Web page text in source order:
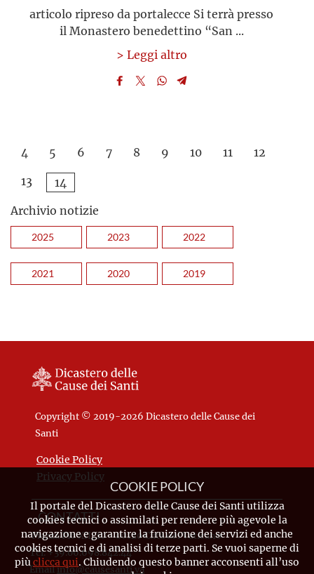
articolo ripreso da portalecce Si terrà presso
il Monastero benedettino “San ...
> Leggi altro
4 5 6 7 8 9 10 11
12
13
14
Archivio notizie
2025 2023 2022
2021 2020 2019
Copyright © 2019-2026 Dicastero delle Cause dei
Santi
Cookie Policy
Privacy Policy
CONTATTI
Piazza Pio XII, 10 - 00120 Città del Vaticano
Tel. +39.06.698.842.44
Emailinfo@causesanti.va
COOKIE POLICY
Il portale del Dicastero delle Cause dei Santi utilizza
cookies tecnici o assimilati per rendere più agevole la
navigazione e garantire la fruizione dei servizi ed anche
cookies tecnici e di analisi di terze parti. Se vuoi saperne di
piùclicca qui. Chiudendo questo banner acconsenti all’uso